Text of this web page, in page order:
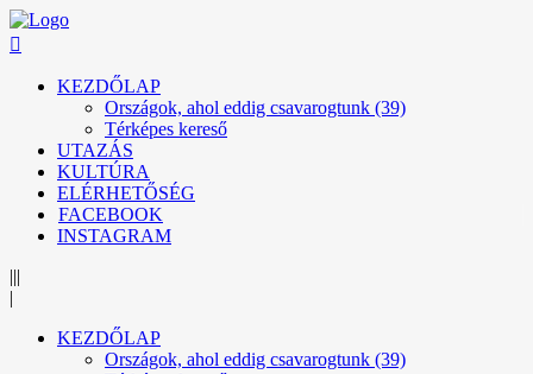
KEZDŐLAP
Országok, ahol eddig csavarogtunk (39)
Térképes kereső
UTAZÁS
KULTÚRA
ELÉRHETŐSÉG
FACEBOOK
INSTAGRAM
|||
|
KEZDŐLAP
Országok, ahol eddig csavarogtunk (39)